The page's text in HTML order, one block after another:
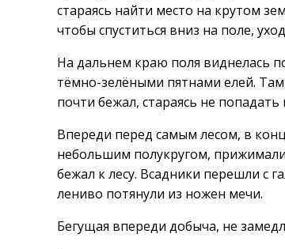
стараясь найти место на крутом
чтобы спуститься вниз на поле,
На дальнем краю поля виднелась
тёмно-зелёными пятнами елей.
почти бежал, стараясь не
Впереди перед самым лесом, в
небольшим полукругом,
бежал к лесу. Всадники перешли с
лениво потянули из ножен мечи.
Бегущая впереди добыча, не